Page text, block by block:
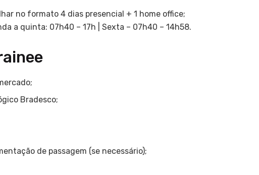
no formato 4 dias presencial + 1 home office;
a quinta: 07h40 – 17h | Sexta – 07h40 – 14h58.
Bradesco;
de passagem (se necessário);